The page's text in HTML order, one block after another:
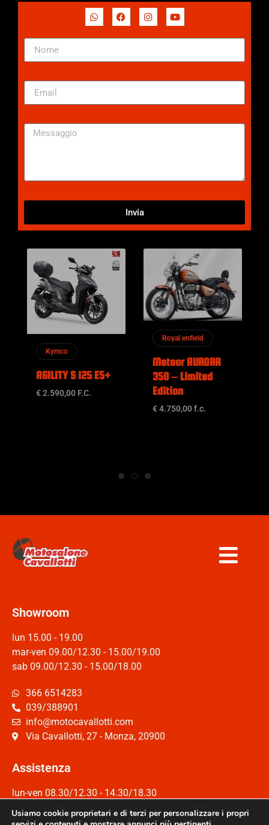
Invia
Kymco
AGILITY S 125 E5+
€ 2.590,00 F.C.
Royal enfield
Meteor AURORA
350 – Limited
Edition
€ 4.750,00 f.c.
Showroom
lun 15.00 - 19.00
mar-ven 09.00/12.30 - 15.00/19.00
sab 09.00/12.30 - 15.00/18.00
366 6514283
039/388901
info@motocavallotti.com
Via Cavallotti, 27 - Monza, 20900
Assistenza
lun-ven 08.30/12.30 - 14.30/18.30
Sab 08.30/12.30
Usiamo cookie proprietari e di terzi per personalizzare i propri